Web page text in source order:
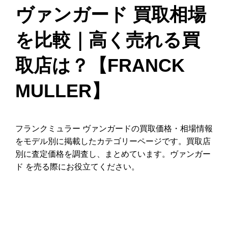
ヴァンガード 買取相場
を比較｜高く売れる買
取店は？【FRANCK
MULLER】
フランクミュラー ヴァンガードの買取価格・相場情報
をモデル別に掲載したカテゴリーページです。買取店
別に査定価格を調査し、まとめています。ヴァンガー
ド を売る際にお役立てください。